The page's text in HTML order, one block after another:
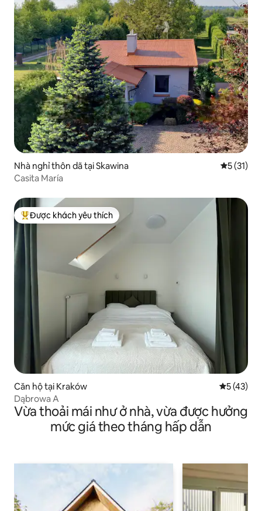
Nhà nghỉ thôn dã tại Skawina Xếp hạng
5 (31)
Casita María
Được khách yêu thích nhất
Được khách yêu thích
Căn hộ tại Kraków Xếp hạng
5 (43)
Dąbrowa A
Vừa thoải mái như ở nhà, vừa được hưởng
mức giá theo tháng hấp dẫn